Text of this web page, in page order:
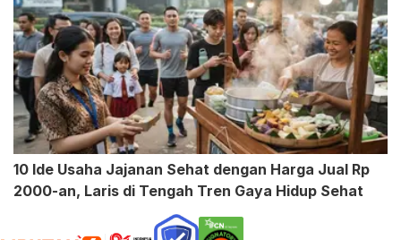
10 Ide Usaha Jajanan Sehat dengan Harga Jual Rp
2000-an, Laris di Tengah Tren Gaya Hidup Sehat